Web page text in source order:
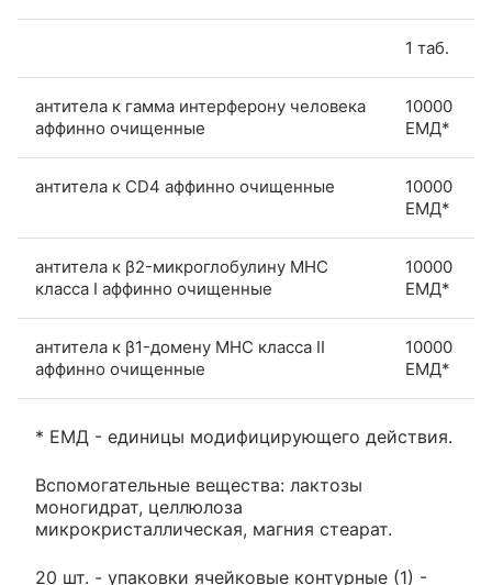
1 таб.
антитела к гамма интерферону человека
аффинно очищенные
10000
ЕМД*
антитела к CD4 аффинно очищенные
10000
ЕМД*
антитела к β2-микроглобулину МНС
класса I аффинно очищенные
10000
ЕМД*
антитела к β1-домену МНС класса II
аффинно очищенные
10000
ЕМД*
* ЕМД - единицы модифицирующего действия.
Вспомогательные вещества: лактозы
моногидрат, целлюлоза
микрокристаллическая, магния стеарат.
20 шт. - упаковки ячейковые контурные (1) -